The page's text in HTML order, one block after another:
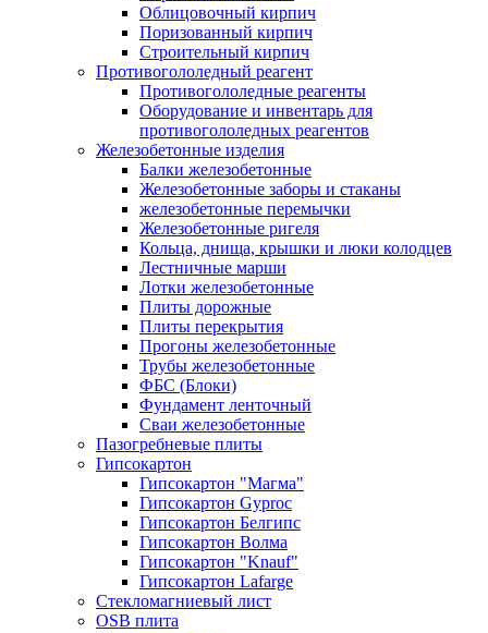
Облицовочный кирпич
Поризованный кирпич
Строительный кирпич
Противогололедный реагент
Противогололедные реагенты
Оборудование и инвентарь для
противогололедных реагентов
Железобетонные изделия
Балки железобетонные
Железобетонные заборы и стаканы
железобетонные перемычки
Железобетонные ригеля
Кольца, днища, крышки и люки колодцев
Лестничные марши
Лотки железобетонные
Плиты дорожные
Плиты перекрытия
Прогоны железобетонные
Трубы железобетонные
ФБС (Блоки)
Фундамент ленточный
Сваи железобетонные
Пазогребневые плиты
Гипсокартон
Гипсокартон "Магма"
Гипсокартон Gyproc
Гипсокартон Белгипс
Гипсокартон Волма
Гипсокартон "Knauf"
Гипсокартон Lafarge
Стекломагниевый лист
OSB плита